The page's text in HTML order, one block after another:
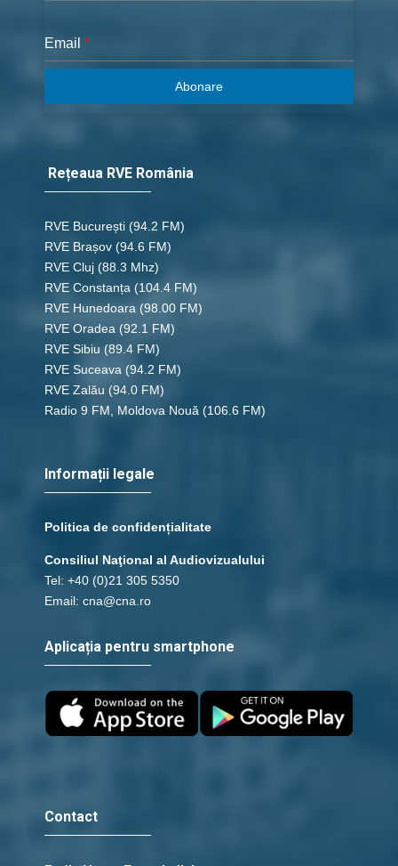
Email *
Abonare
Rețeaua RVE România
RVE București (94.2 FM)
RVE Brașov (94.6 FM)
RVE Cluj (88.3 Mhz)
RVE Constanța (104.4 FM)
RVE Hunedoara (98.00 FM)
RVE Oradea (92.1 FM)
RVE Sibiu (89.4 FM)
RVE Suceava (94.2 FM)
RVE Zalău (94.0 FM)
Radio 9 FM, Moldova Nouă (106.6 FM)
Informații legale
Politica de confidențialitate
Consiliul Naţional al Audiovizualului
Tel: +40 (0)21 305 5350
Email: cna@cna.ro
Aplicația pentru smartphone
Contact